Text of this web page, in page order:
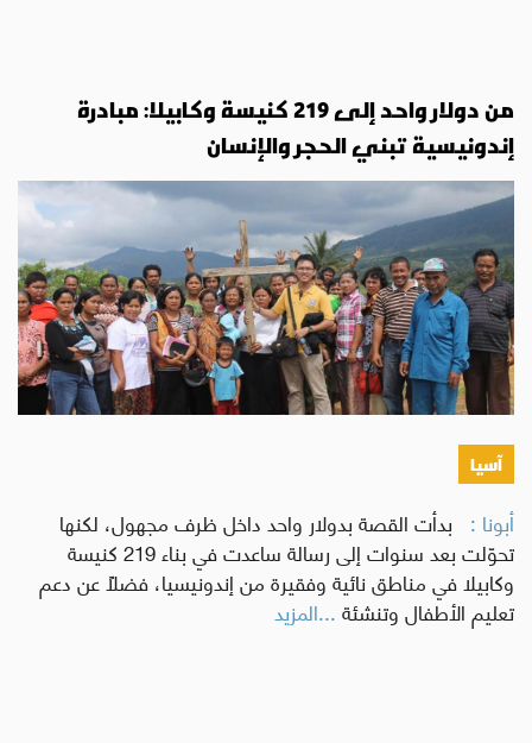
من دولار واحد إلى 219 كنيسة وكابيلا: مبادرة
إندونيسية تبني الحجر والإنسان
آسيا
أبونا : بدأت القصة بدولار واحد داخل ظرف مجهول، لكنها
تحوّلت بعد سنوات إلى رسالة ساعدت في بناء 219 كنيسة
وكابيلا في مناطق نائية وفقيرة من إندونيسيا، فضلًا عن دعم
تعليم الأطفال وتنشئة...المزيد